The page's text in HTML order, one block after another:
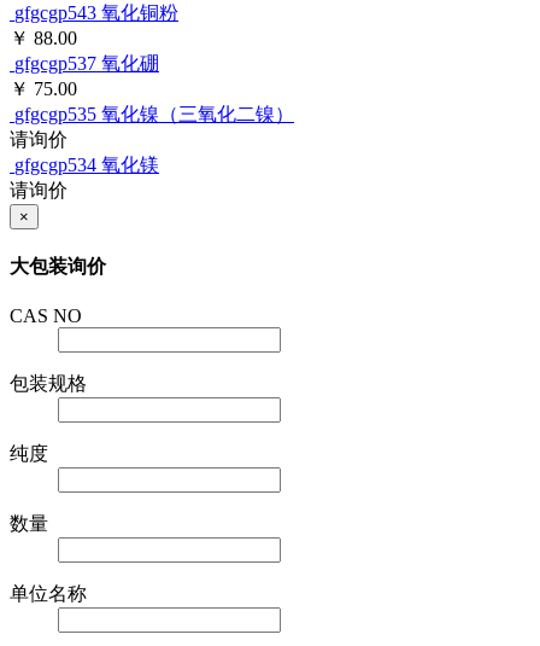
gfgcgp543 氧化铜粉
￥ 88.00
gfgcgp537 氧化硼
￥ 75.00
gfgcgp535 氧化镍（三氧化二镍）
请询价
gfgcgp534 氧化镁
请询价
×
大包装询价
CAS NO
包装规格
纯度
数量
单位名称